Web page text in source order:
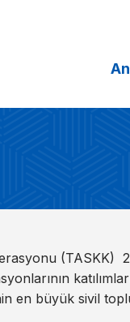
(TASKK)
en büyük sivil